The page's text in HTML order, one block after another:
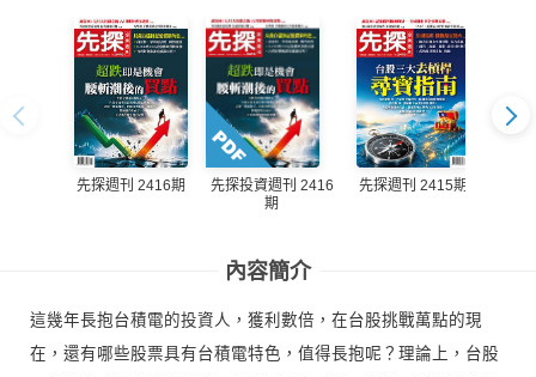
先探週刊 2416期
先探投資週刊 2416
期
先探週刊 2415期
內容簡介
這幾年長抱台積電的投資人，獲利數倍，在台股挑戰萬點的現
在，還有哪些股票具有台積電特色，值得長抱呢？理論上，台股